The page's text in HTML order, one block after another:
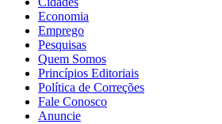
Economia
Emprego
Pesquisas
Quem Somos
Princípios Editoriais
Política de Correções
Fale Conosco
Anuncie